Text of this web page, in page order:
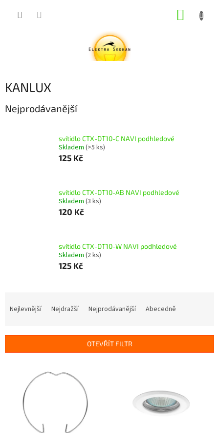
KANLUX
Nejprodávanější
svítidlo CTX-DT10-C NAVI podhledové
Skladem (>5 ks)
125 Kč
svítidlo CTX-DT10-AB NAVI podhledové
Skladem (3 ks)
120 Kč
svítidlo CTX-DT10-W NAVI podhledové
Skladem (2 ks)
125 Kč
í
Nejlevnější Nejdražší Nejprodávanější Abecedně
OTEVŘÍT FILTR